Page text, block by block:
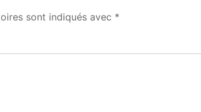
sont indiqués avec *